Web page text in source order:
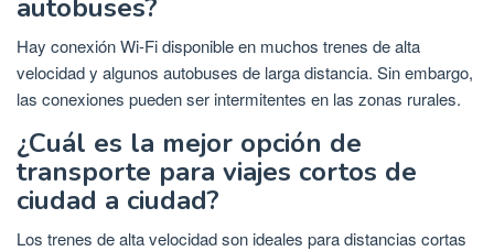
autobuses?
Hay conexión Wi-Fi disponible en muchos trenes de alta
velocidad y algunos autobuses de larga distancia. Sin embargo,
las conexiones pueden ser intermitentes en las zonas rurales.
¿Cuál es la mejor opción de
transporte para viajes cortos de
ciudad a ciudad?
Los trenes de alta velocidad son ideales para distancias cortas